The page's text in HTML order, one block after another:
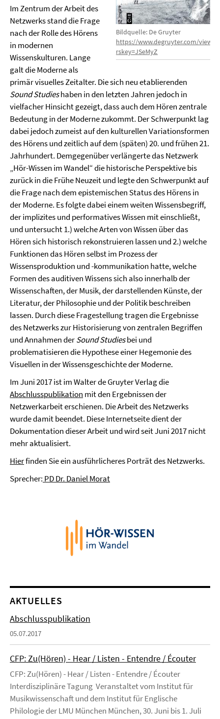
Bildquelle: De Gruyter
https://www.degruyter.com/
rskey=JSeMyZ
Im Zentrum der Arbeit des
Netzwerks stand die Frage
nach der Rolle des Hörens
in modernen
Wissenskulturen. Lange
galt die Moderne als
primär visuelles Zeitalter. Die sich neu etablierenden
Sound Studieshaben in den letzten Jahren jedoch in
vielfacher Hinsicht gezeigt, dass auch dem Hören zentrale
Bedeutung in der Moderne zukommt. Der Schwerpunkt lag
dabei jedoch zumeist auf den kulturellen Variationsformen
des Hörens und zeitlich auf dem (späten) 20. und frühen 21.
Jahrhundert. Demgegenüber verlängerte das Netzwerk
„Hör-Wissen im Wandel“ die historische Perspektive bis
zurück in die Frühe Neuzeit und legte den Schwerpunkt auf
die Frage nach dem epistemischen Status des Hörens in
der Moderne. Es folgte dabei einem weiten Wissensbegriff,
der implizites und performatives Wissen mit einschließt,
und untersucht 1.) welche Arten von Wissen über das
Hören sich historisch rekonstruieren lassen und 2.) welche
Funktionen das Hören selbst im Prozess der
Wissensproduktion und -kommunikation hatte, welche
Formen des auditiven Wissens sich also innerhalb der
Wissenschaften, der Musik, der darstellenden Künste, der
Literatur, der Philosophie und der Politik beschreiben
lassen. Durch diese Fragestellung tragen die Ergebnisse
des Netzwerks zur Historisierung von zentralen Begriffen
und Annahmen derSound Studiesbei und
problematisieren die Hypothese einer Hegemonie des
Visuellen in der Wissensgeschichte der Moderne.
Im Juni 2017 ist im Walter de Gruyter Verlag die
Abschlusspublikation mit den Ergebnissen der
Netzwerkarbeit erschienen. Die Arbeit des Netzwerks
wurde damit beendet. Diese Internetseite dient der
Dokumentation dieser Arbeit und wird seit Juni 2017 nicht
mehr aktualisiert.
Hierfinden Sie ein ausführlicheres Porträt des Netzwerks.
Sprecher: PD Dr. Daniel Morat
AKTUELLES
Abschlusspublikation
05.07.2017
CFP: Zu(Hören) - Hear / Listen - Entendre / Écouter
CFP: Zu(Hören) - Hear / Listen - Entendre / Écouter
Interdisziplinäre Tagung Veranstaltet vom Institut für
Musikwissenschaft und dem Institut für Englische
Philologie der LMU München München, 30. Juni bis 1. Juli